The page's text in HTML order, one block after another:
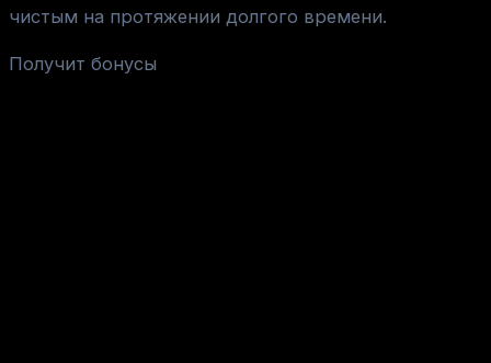
чистым на протяжении долгого времени.
Получит бонусы